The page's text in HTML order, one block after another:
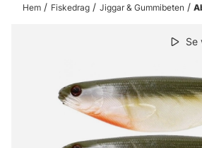
Hem Fiskedrag Jiggar & Gummibeten
Se